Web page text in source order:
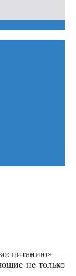
воспитанию» —
не только